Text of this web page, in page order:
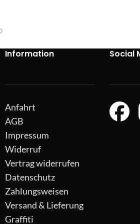
Information
Anfahrt
AGB
Impressum
Widerruf
Vertrag widerrufen
Datenschutz
Zahlungsweisen
Versand & Lieferung
Graffiti
Social